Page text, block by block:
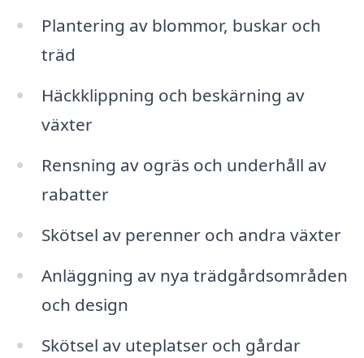
Plantering av blommor, buskar och
träd
Häckklippning och beskärning av
växter
Rensning av ogräs och underhåll av
rabatter
Skötsel av perenner och andra växter
Anläggning av nya trädgårdsområden
och design
Skötsel av uteplatser och gårdar